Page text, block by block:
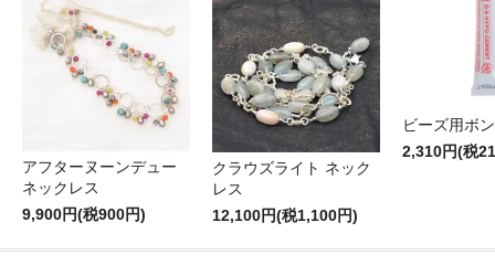
アフターヌーンデュー
ネックレス
9,900円(税900円)
クラウズライト ネック
レス
12,100円(税1,100円)
ビーズ用ボ
2,310円(税